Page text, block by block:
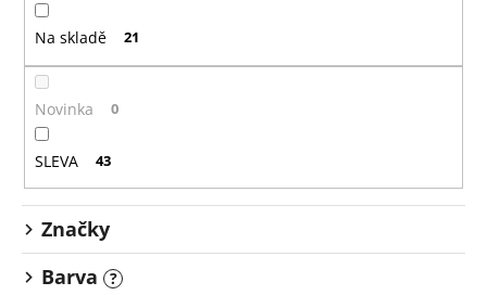
p
r
o
d
u
k
t
ů
Na skladě 21
Novinka 0
SLEVA 43
Značky
Barva
?
D
p
u
u
j
e
m
e